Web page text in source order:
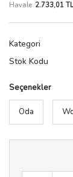
Havale 2.733,01 TL
Kategori
Stok Kodu
Seçenekler
Oda Wc